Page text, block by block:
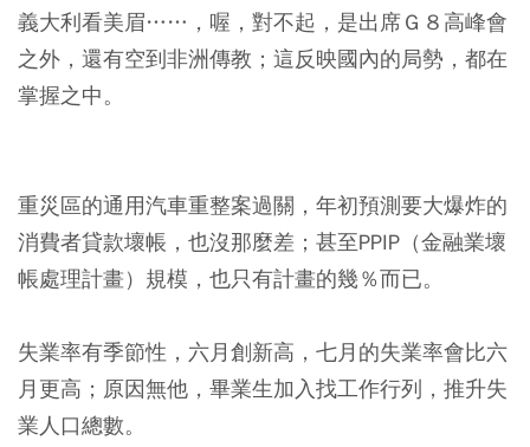
義大利看美眉……，喔，對不起，是出席Ｇ８高峰會
之外，還有空到非洲傳教；這反映國內的局勢，都在
掌握之中。
重災區的通用汽車重整案過關，年初預測要大爆炸的
消費者貸款壞帳，也沒那麼差；甚至PPIP（金融業壞
帳處理計畫）規模，也只有計畫的幾％而已。
失業率有季節性，六月創新高，七月的失業率會比六
月更高；原因無他，畢業生加入找工作行列，推升失
業人口總數。